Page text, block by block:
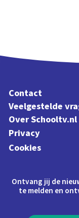
Contact
Veelgestelde
Over Schooltv.nl
Privacy
Cookies
Ontvang jij de
te melden en